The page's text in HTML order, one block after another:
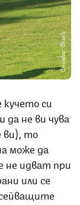
Снимка: iStock
кучето си
не ви чува
ви), то
може да
не идват при
или се